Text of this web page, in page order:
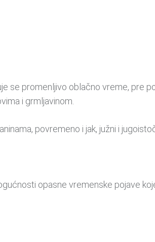
se promenljivo oblačno vreme, pre
i grmljavinom.
povremeno i jak, južni i
opasne vremenske pojave